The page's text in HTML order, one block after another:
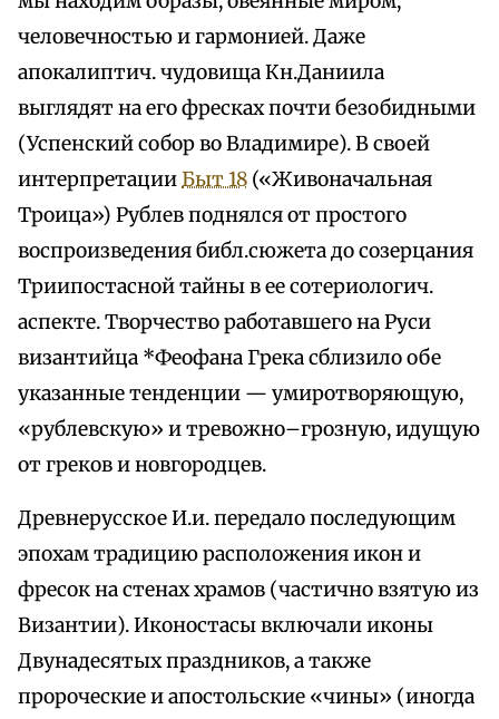
человечностью и гармонией. Даже
апокалиптич. чудовища Кн.Даниила
выглядят на его фресках почти безобидными
(Успенский собор во Владимире). В своей
интерпретацииБыт 18 («Живоначальная
Троица») Рублев поднялся от простого
воспроизведения библ.сюжета до созерцания
Триипостасной тайны в ее сотериологич.
аспекте. Творчество работавшего на Руси
византийца *Феофана Грека сблизило обе
указанные тенденции — умиротворяющую,
«рублевскую» и тревожно–грозную, идущую
от греков и новгородцев.
Древнерусское И.и. передало последующим
эпохам традицию расположения икон и
фресок на стенах храмов (частично взятую из
Византии). Иконостасы включали иконы
Двунадесятых праздников, а также
пророческие и апостольские «чины» (иногда